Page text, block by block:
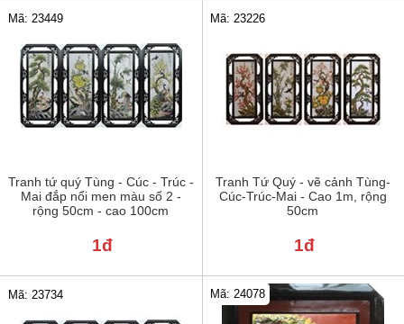
Tranh tứ quý Tùng - Cúc - Trúc -
Mai đắp nổi men màu số 2 -
rộng 50cm - cao 100cm
Mã: 23449
1đ
Tranh Tứ Quý - vẽ cảnh Tùng-
Cúc-Trúc-Mai - Cao 1m, rộng
50cm
Mã: 23226
1đ
Mã: 23734 Mã: 24078